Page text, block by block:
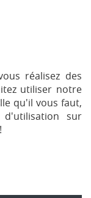
réalisez des
utiliser notre
qu'il vous faut,
sur